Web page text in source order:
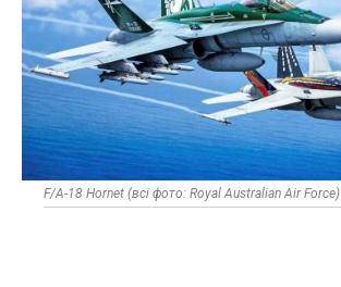
F/A-18 Hornet (всі фото: Royal Australian Air Force)